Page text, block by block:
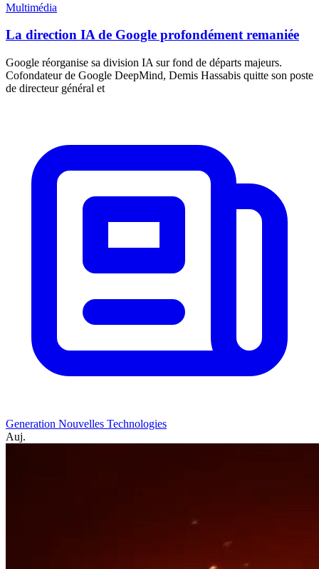
Multimédia
La direction IA de Google profondément remaniée
Google réorganise sa division IA sur fond de départs majeurs.
Cofondateur de Google DeepMind, Demis Hassabis quitte son poste
de directeur général et
Generation Nouvelles Technologies
Auj.